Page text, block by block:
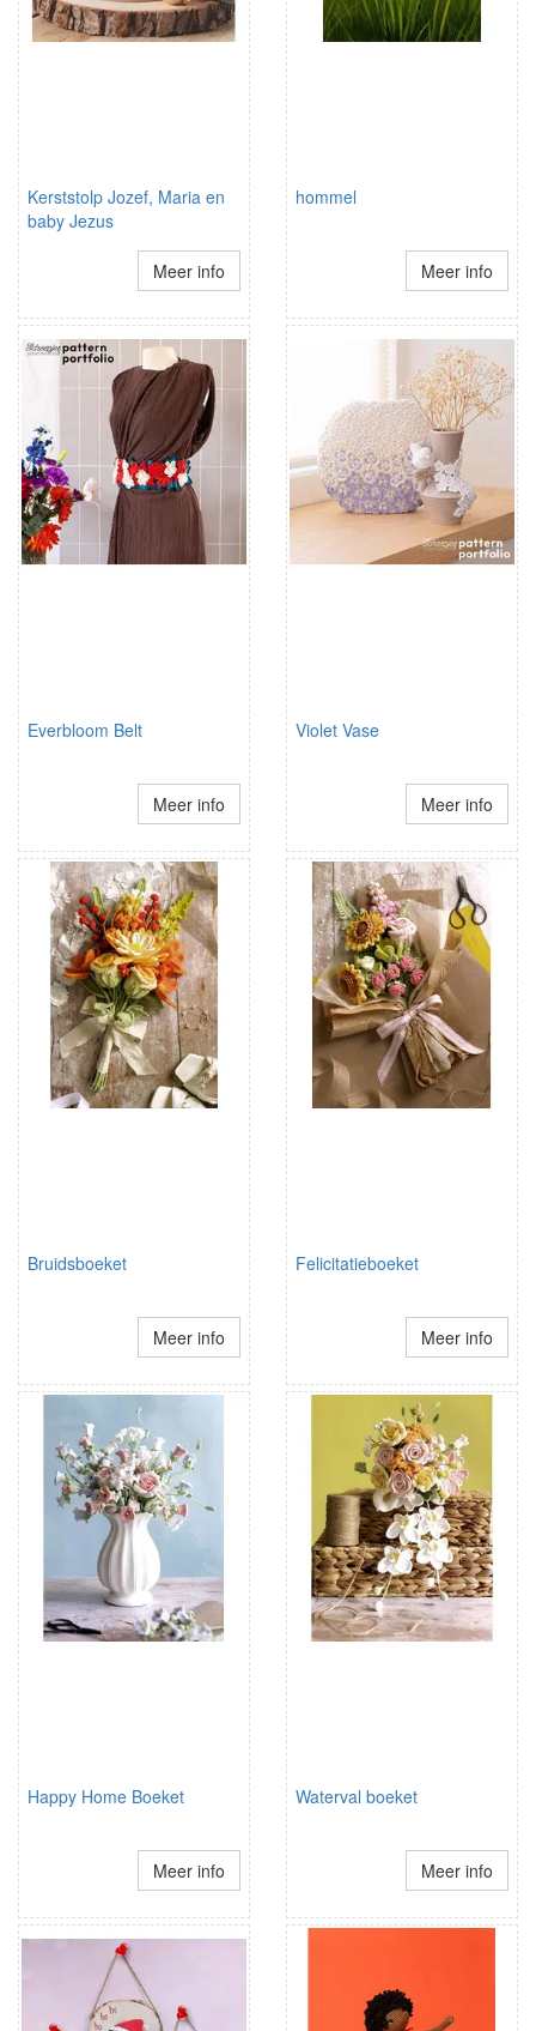
Kerststolp Jozef, Maria en
baby Jezus
Meer info
hommel
Meer info
Everbloom Belt
Meer info
Violet Vase
Meer info
Bruidsboeket
Meer info
Felicitatieboeket
Meer info
Happy Home Boeket
Meer info
Waterval boeket
Meer info